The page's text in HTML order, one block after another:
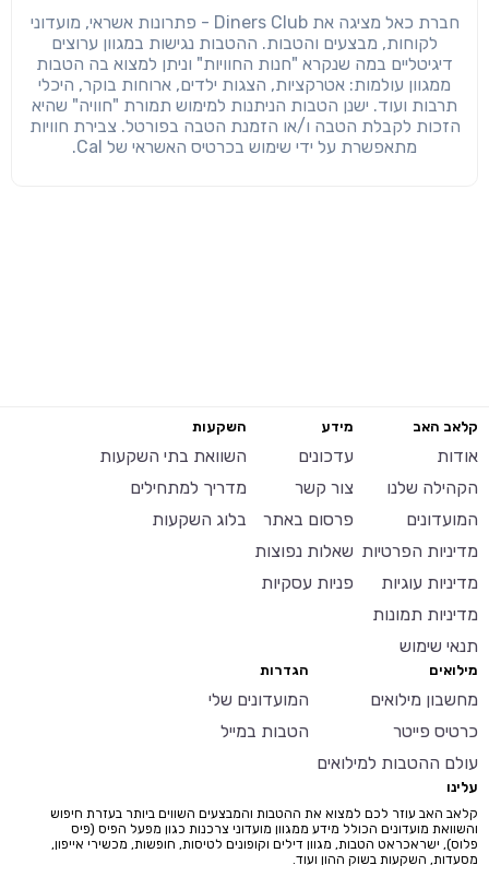
חברת כאל מציגה את Diners Club - פתרונות אשראי, מועדוני
לקוחות, מבצעים והטבות. ההטבות נגישות במגוון ערוצים
דיגיטליים במה שנקרא "חנות החוויות" וניתן למצוא בה הטבות
ממגוון עולמות: אטרקציות, הצגות ילדים, ארוחות בוקר, היכלי
תרבות ועוד. ישנן הטבות הניתנות למימוש תמורת "חוויה" שהיא
הזכות לקבלת הטבה ו/או הזמנת הטבה בפורטל. צבירת חוויות
מתאפשרת על ידי שימוש בכרטיס האשראי של Cal.
קלאב האב
אודות
הקהילה שלנו
המועדונים
מדיניות הפרטיות
מדיניות עוגיות
מדיניות תמונות
תנאי שימוש
מידע
עדכונים
צור קשר
פרסום באתר
שאלות נפוצות
פניות עסקיות
השקעות
השוואת בתי השקעות
מדריך למתחילים
בלוג השקעות
מילואים
מחשבון מילואים
כרטיס פייטר
עולם ההטבות למילואים
הגדרות
המועדונים שלי
הטבות במייל
עלינו
קלאב האב עוזר לכם למצוא את ההטבות והמבצעים השווים ביותר בעזרת חיפוש
והשוואת מועדונים הכולל מידע ממגוון מועדוני צרכנות כגון מפעל הפיס (פיס
פלוס), ישראכראט הטבות, מגוון דילים וקופונים לטיסות, חופשות, מכשירי אייפון,
מסעדות, השקעות בשוק ההון ועוד.